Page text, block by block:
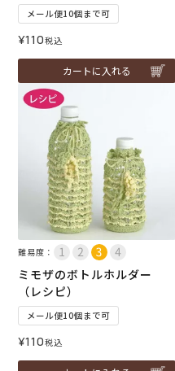
メール便10個まで可
¥110税込
カートに入れる
難易度：
ミモザのボトルホルダー
（レシピ）
メール便10個まで可
¥110税込